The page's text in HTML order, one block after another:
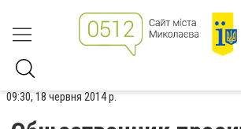
09:30, 18 червня 2014 р.